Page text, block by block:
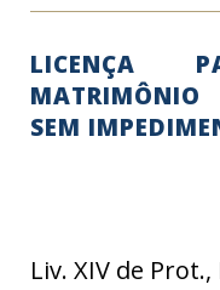
LICENÇA
MATRIMÔNIO
SEM
Liv. XIV de Prot.,